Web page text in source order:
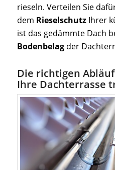
rieseln. Verteilen Sie
dem RieselschutzIhrer
ist das gedämmte Dach
Bodenbelagder
Die richtigen
Ihre Dachterrasse